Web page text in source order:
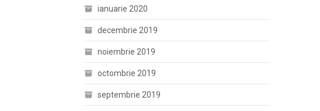
ianuarie 2020
decembrie 2019
noiembrie 2019
octombrie 2019
septembrie 2019